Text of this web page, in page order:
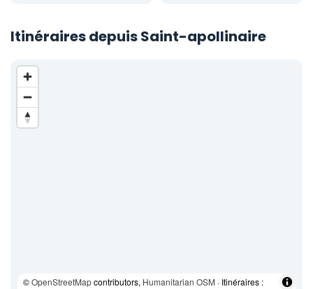
Itinéraires depuis Saint-apollinaire
©OpenStreetMapcontributors, Humanitarian OSM · Itinéraires :